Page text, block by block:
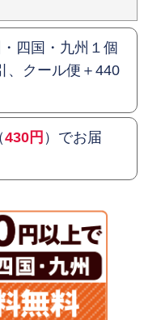
四国・九州１個
、クール便＋440
430円 ）でお届